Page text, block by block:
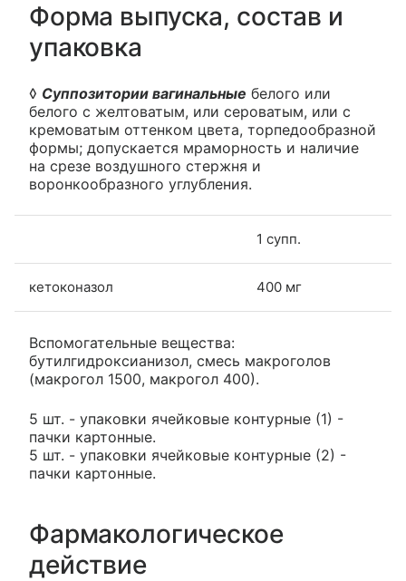
Форма выпуска, состав и
упаковка
◊ Суппозитории вагинальные белого или
белого с желтоватым, или сероватым, или с
кремоватым оттенком цвета, торпедообразной
формы; допускается мраморность и наличие
на срезе воздушного стержня и
воронкообразного углубления.
1 супп.
кетоконазол 400 мг
Вспомогательные вещества:
бутилгидроксианизол, смесь макроголов
(макрогол 1500, макрогол 400).
5 шт. - упаковки ячейковые контурные (1) -
пачки картонные.
5 шт. - упаковки ячейковые контурные (2) -
пачки картонные.
Фармакологическое
действие